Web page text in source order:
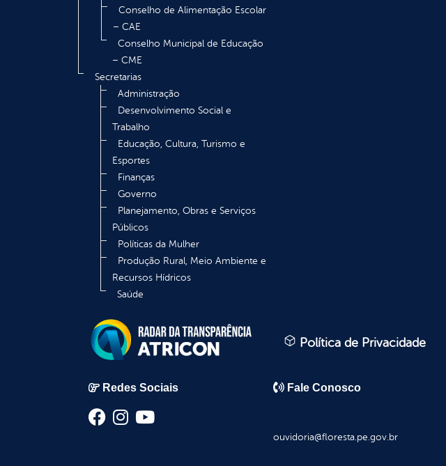
Conselho de Alimentação Escolar
– CAE
Conselho Municipal de Educação
– CME
Secretarias
Administração
Desenvolvimento Social e
Trabalho
Educação, Cultura, Turismo e
Esportes
Finanças
Governo
Planejamento, Obras e Serviços
Públicos
Políticas da Mulher
Produção Rural, Meio Ambiente e
Recursos Hídricos
Saúde
Política de Privacidade
Redes Sociais Fale Conosco
ouvidoria@floresta.pe.gov.br